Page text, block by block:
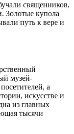
священников,
Золотые купола
путь к вере и
музей-
а
искусстве и
из главных
тысячи